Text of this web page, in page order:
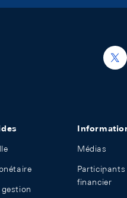
Médias
financier